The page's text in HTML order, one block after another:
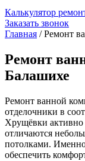
Калькулятор
Заказать звонок
Главная / Ремонт
Ремонт
Балашихе
Ремонт ванной
отделочники в
Хрущёвки активно
отличаются
потолками.
обеспечить